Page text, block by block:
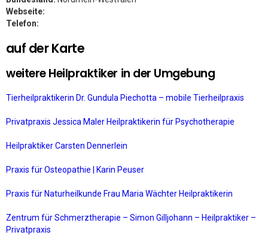
Webseite:
Telefon:
auf der Karte
weitere Heilpraktiker in der Umgebung
Tierheilpraktikerin Dr. Gundula Piechotta – mobile Tierheilpraxis
Privatpraxis Jessica Maler Heilpraktikerin für Psychotherapie
Heilpraktiker Carsten Dennerlein
Praxis für Osteopathie | Karin Peuser
Praxis für Naturheilkunde Frau Maria Wächter Heilpraktikerin
Zentrum für Schmerztherapie – Simon Gilljohann – Heilpraktiker –
Privatpraxis